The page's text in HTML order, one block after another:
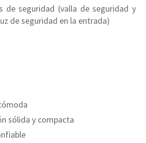
de seguridad (valla de seguridad y
de seguridad en la entrada)
sólida y compacta